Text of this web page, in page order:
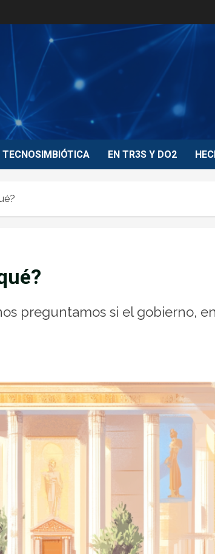
TECNOSIMBIÓTICA EN TR3S Y DO2
preguntamos si el gobierno,